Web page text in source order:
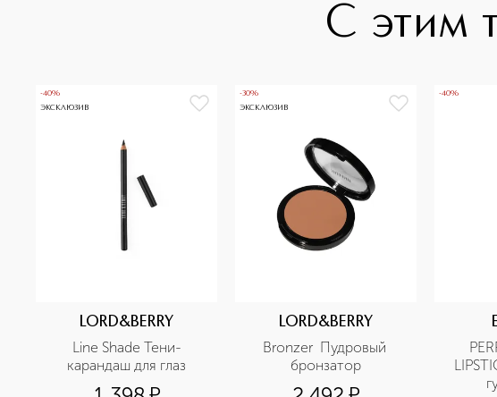
С этим
-40%
ЭКСКЛЮЗИВ
LORD&BERRY
Line Shade Тени-
карандаш для глаз
-30%
ЭКСКЛЮЗИВ
LORD&BERRY
Bronzer  Пудровый
бронзатор
-40%